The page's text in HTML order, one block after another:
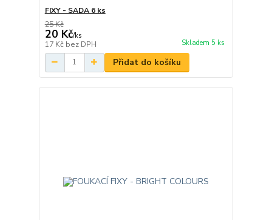
FIXY - SADA 6 ks
25 Kč
20 Kč/ks
17 Kč bez DPH Skladem 5 ks
Přidat do košíku